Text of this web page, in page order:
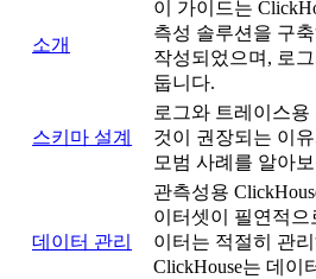
소개
이 가이드는
측성 솔루션을 구
작성되었으며, 로
둡니다.
스키마 설계
로그와 트레이스
것이 권장되는 이
모범 사례를 알아
데이터 관리
관측성용
이터셋이 필연적으
이터는 적절히 관
ClickHouse는 데이